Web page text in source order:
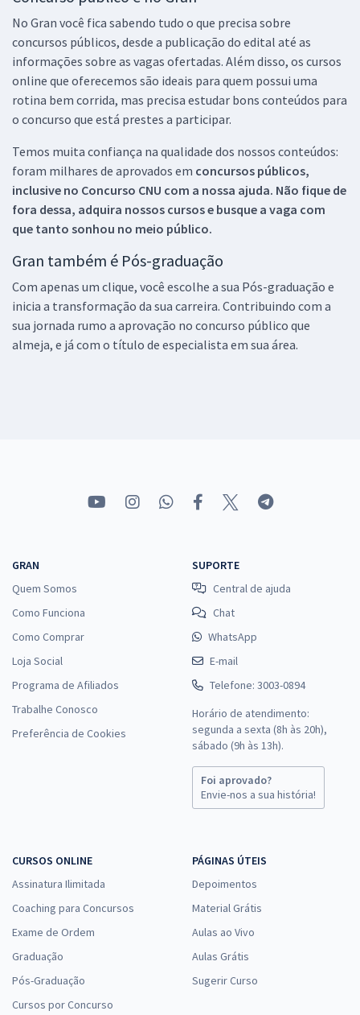
No Gran você fica sabendo tudo o que precisa sobre
concursos públicos, desde a publicação do edital até as
informações sobre as vagas ofertadas. Além disso, os cursos
online que oferecemos são ideais para quem possui uma
rotina bem corrida, mas precisa estudar bons conteúdos para
o concurso que está prestes a participar.
Temos muita confiança na qualidade dos nossos conteúdos:
foram milhares de aprovados em concursos públicos,
inclusive no Concurso CNU com a nossa ajuda. Não fique de
fora dessa, adquira nossos cursos e busque a vaga com
que tanto sonhou no meio público.
Gran também é Pós-graduação
Com apenas um clique, você escolhe a sua Pós-graduação e
inicia a transformação da sua carreira. Contribuindo com a
sua jornada rumo a aprovação no concurso público que
almeja, e já com o título de especialista em sua área.
GRAN
Quem Somos
Como Funciona
Como Comprar
Loja Social
Programa de Afiliados
Trabalhe Conosco
Preferência de Cookies
SUPORTE
Central de ajuda
Chat
WhatsApp
E-mail
Telefone: 3003-0894
Horário de atendimento:
segunda a sexta (8h às 20h),
sábado (9h às 13h).
Foi aprovado?
Envie-nos a sua história!
CURSOS ONLINE
Assinatura Ilimitada
Coaching para Concursos
Exame de Ordem
Graduação
Pós-Graduação
Cursos por Concurso
PÁGINAS ÚTEIS
Depoimentos
Material Grátis
Aulas ao Vivo
Aulas Grátis
Sugerir Curso